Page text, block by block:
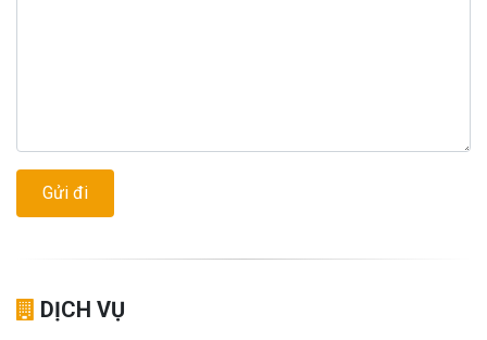
DỊCH VỤ